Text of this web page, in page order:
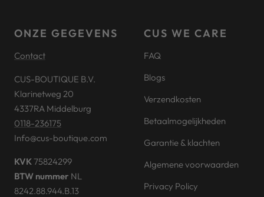
ONZE GEGEVENS
Contact
CUS-BOUTIQUE B.V.
Klarinetweg 20
4337RA Middelburg
0118-236175
Info@cus-boutique.com
KVK75824299
BTW nummer NL
8242.88.944.B.13
CUS WE CARE
FAQ
Blogs
Verzendkosten
Betaalmogelijkheden
Garantie & klachten
Algemene voorwaarden
Privacy Policy